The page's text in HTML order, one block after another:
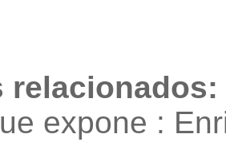
relacionados:
expone :